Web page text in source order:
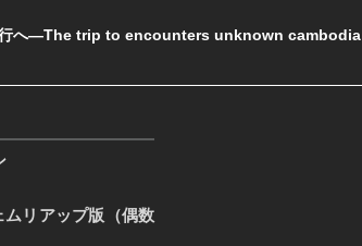
行へ―The trip to encounters unknown cambodia
リアップ版（偶数